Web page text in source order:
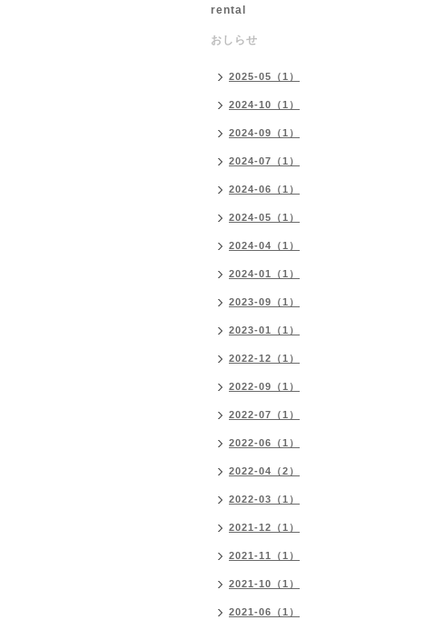
rental
おしらせ
2025-05（1）
2024-10（1）
2024-09（1）
2024-07（1）
2024-06（1）
2024-05（1）
2024-04（1）
2024-01（1）
2023-09（1）
2023-01（1）
2022-12（1）
2022-09（1）
2022-07（1）
2022-06（1）
2022-04（2）
2022-03（1）
2021-12（1）
2021-11（1）
2021-10（1）
2021-06（1）